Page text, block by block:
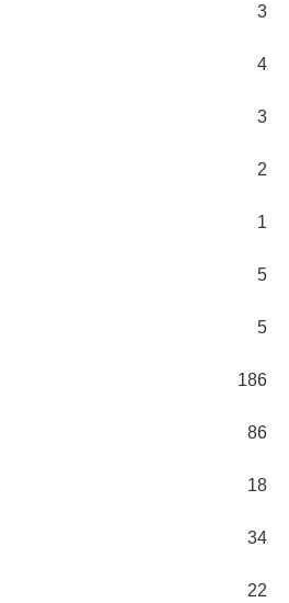
3
4
3
2
1
5
5
186
86
18
34
22